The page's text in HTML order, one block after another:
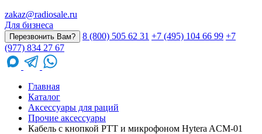
zakaz@radiosale.ru
Для бизнеса
Перезвонить Вам? 8 (800) 505 62 31 +7 (495) 104 66 99 +7
(977) 834 27 67
Главная
Каталог
Аксессуары для раций
Прочие аксессуары
Кабель с кнопкой PTT и микрофоном Hytera ACM-01